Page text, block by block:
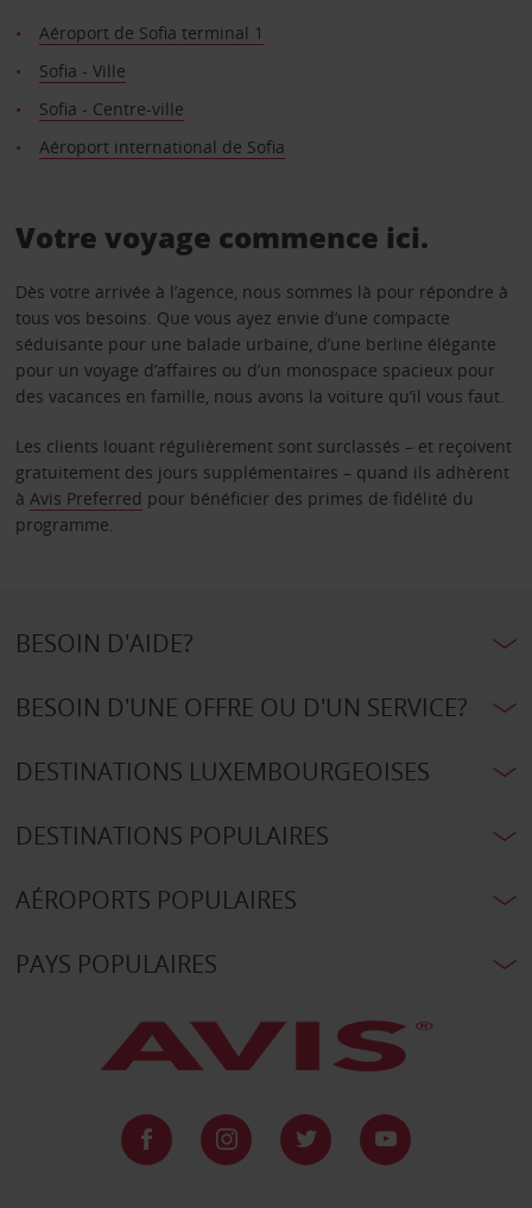
Aéroport de Sofia terminal 1
Sofia - Ville
Sofia - Centre-ville
Aéroport international de Sofia
Votre voyage commence ici.
Dès votre arrivée à l’agence, nous sommes là pour répondre à
tous vos besoins. Que vous ayez envie d’une compacte
séduisante pour une balade urbaine, d’une berline élégante
pour un voyage d’affaires ou d’un monospace spacieux pour
des vacances en famille, nous avons la voiture qu’il vous faut.
Les clients louant régulièrement sont surclassés – et reçoivent
gratuitement des jours supplémentaires – quand ils adhèrent
à Avis Preferred pour bénéficier des primes de fidélité du
programme.
BESOIN D'AIDE?
BESOIN D'UNE OFFRE OU D'UN SERVICE?
DESTINATIONS LUXEMBOURGEOISES
DESTINATIONS POPULAIRES
AÉROPORTS POPULAIRES
PAYS POPULAIRES